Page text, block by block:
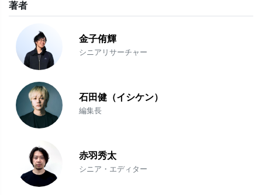
著者
金子侑輝
シニアリサーチャー
石田健（イシケン）
編集長
赤羽秀太
シニア・エディター